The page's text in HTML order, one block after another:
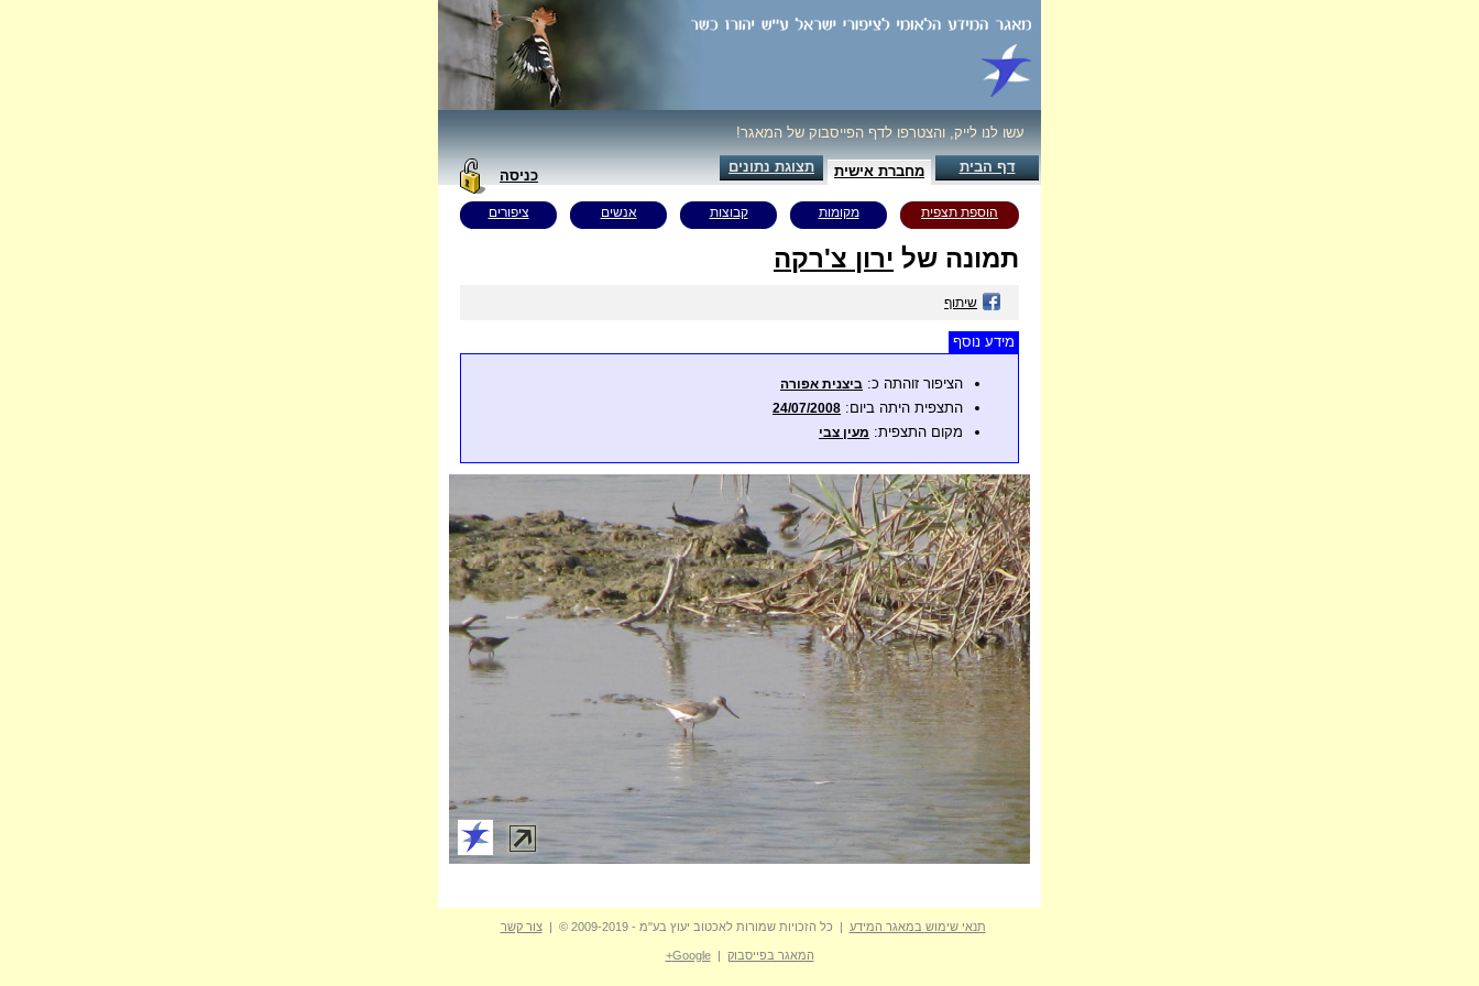
עשו לנו לייק, והצטרפו לדף הפייסבוק של המאגר!
דף הבית מחברת אישית תצוגת נתונים
כניסה
הוספת תצפית מקומות קבוצות אנשים ציפורים
תמונה של ירון צ'רקה
שיתוף
מידע נוסף
הציפור זוהתה כ: ביצנית אפורה
התצפית היתה ביום: 24/07/2008
מקום התצפית: מעין צבי
תנאי שימוש במאגר המידע | כל הזכויות שמורות לאכטוב יעוץ בע"מ - 2009-2019 © | צור קשר
המאגר בפייסבוק |
Google+